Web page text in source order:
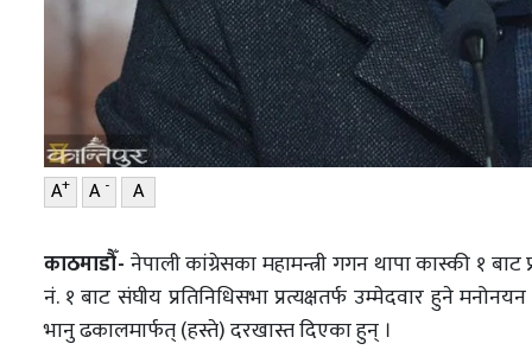
A+ A- A
काठमाडौँ- नेपाली कांग्रेसका महामन्त्री गगन थापा कास्की १
नं. १ बाट संघीय प्रतिनिधिसभा प्रत्यक्षतर्फ उम्मेदवार हुने
भानु ढकालमार्फत् (हस्ते) दरखास्त दिएका हुन् ।